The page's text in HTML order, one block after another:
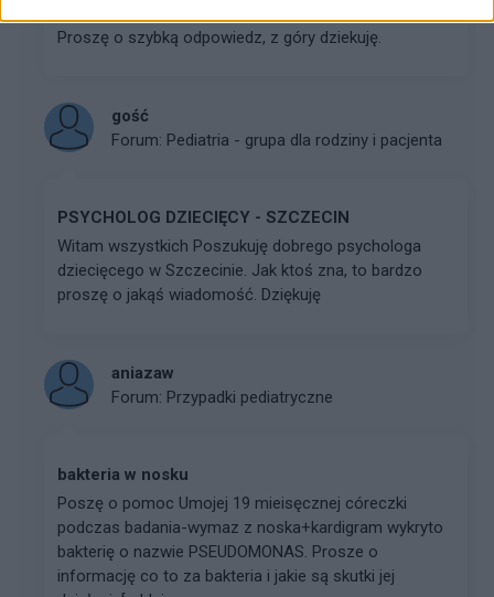
Proszę o szybką odpowiedz, z góry dziekuję.
gość
Forum: Pediatria - grupa dla rodziny i pacjenta
PSYCHOLOG DZIECIĘCY - SZCZECIN
Witam wszystkich Poszukuję dobrego psychologa
dziecięcego w Szczecinie. Jak ktoś zna, to bardzo
proszę o jakąś wiadomość. Dziękuję
aniazaw
Forum: Przypadki pediatryczne
bakteria w nosku
Poszę o pomoc Umojej 19 mieisęcznej córeczki
podczas badania-wymaz z noska+kardigram wykryto
bakterię o nazwie PSEUDOMONAS. Prosze o
informację co to za bakteria i jakie są skutki jej